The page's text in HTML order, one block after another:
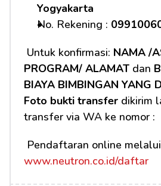
Yogyakarta
No. Rekening :
Untuk konfirmasi: NAMA /
PROGRAM/ ALAMAT dan
BIAYA BIMBINGAN YANG
Foto bukti transfer dikirim
transfer via WA ke nomor :
www.neutron.co.id/daftar